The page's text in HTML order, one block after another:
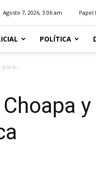
Agosto 7, 2026, 3:06 am Papel
POLÍTICA
pura...